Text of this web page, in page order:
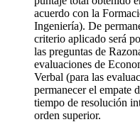
acuerdo con la
Ingeniería). De
criterio aplicado será
las preguntas de
evaluaciones de
Verbal (para las
permanecer el empate
tiempo de resolución
orden superior.